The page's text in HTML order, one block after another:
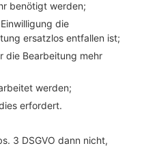
benötigt werden;
die
ersatzlos entfallen ist;
die Bearbeitung mehr
werden;
erfordert.
3 DSGVO dann nicht,